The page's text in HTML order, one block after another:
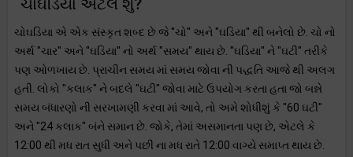
ચોઘડિયા એટલે શું?
ચોઘડિયા એ એક સંસ્કૃત શબ્દ છે જે "ચો" અને "ઘડિયા" થી બનેલો છે. ચો નો
અર્થ "ચાર" અને "ઘડિયા" નો અર્થ "સમય" થાય છે. "ઘડિયા" ને "ઘટી" તરીકે
પણ ઓળખાય છે. પ્રાચીન સમય માં સમય જોવા ની પદ્ધતિ આજે થી અલગ
હતી. લોકો "કલાક" ને બદલે "ઘટી" જોવા માટે ઉપયોગ કરતા હતા જો બન્ને
સમય બંધારણો ની સરખામણી કરવા માં આવે, તો અમે શોધીશું કે "60 ઘટી"
અને "24 કલાક" બંને સમાન છે. જોકે, તેમાં અસમાનતા પણ છે, એટલે કે
12:00 થી મધ રાત સુધી અને પછી ના મધ રાતે 12:00 વાગ્યે સમાપ્ત થાય છે.